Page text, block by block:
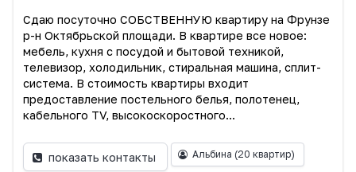
Сдаю посуточно СОБСТВЕННУЮ квартиру на Фрунзе
р-н Октябрьской площади. В квартире все новое:
мебель, кухня с посудой и бытовой техникой,
телевизор, холодильник, стиральная машина, сплит-
система. В стоимость квартиры входит
предоставление постельного белья, полотенец,
кабельного TV, высокоскоростного...
показать контакты Альбина (20 квартир)